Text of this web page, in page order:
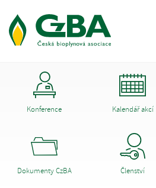
Konference Kalendář akcí
Dokumenty CzBA Členství